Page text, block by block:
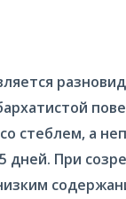
стеблем, а
дней. При